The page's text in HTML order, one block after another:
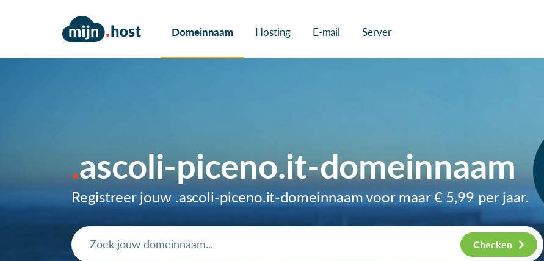
Domeinnaam Hosting E-mail Server
ascoli-piceno.it-domeinnaam
Registreer jouw .ascoli-piceno.it-domeinnaam voor maar€ 5,99 per jaar.
Checken